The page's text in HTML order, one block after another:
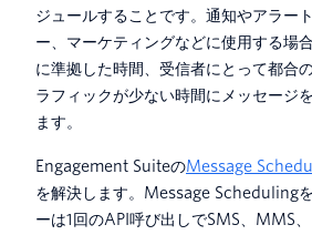
ジュールすることです。通知やアラー
ー、マーケティングなどに使用する場
に準拠した時間、受信者にとって都合
ラフィックが少ない時間にメッセージ
ます。
Engagement SuiteのMessage
を解決します。Message Scheduling
ーは1回のAPI呼び出しでSMS、MMS